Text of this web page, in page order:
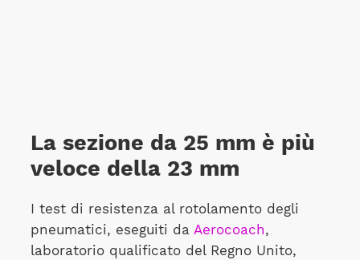
La sezione da 25 mm è più
veloce della 23 mm
I test di resistenza al rotolamento degli
pneumatici, eseguiti da Aerocoach,
laboratorio qualificato del Regno Unito,